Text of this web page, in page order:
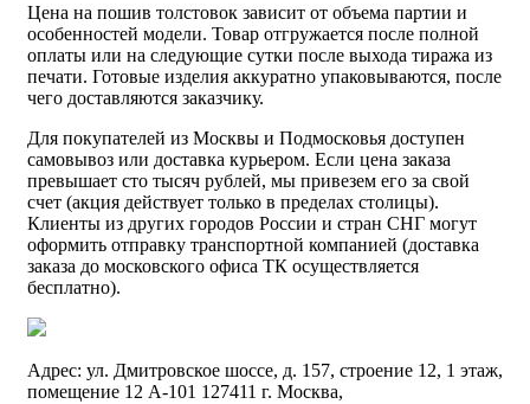
Цена на пошив толстовок зависит от объема партии и
особенностей модели. Товар отгружается после полной
оплаты или на следующие сутки после выхода тиража из
печати. Готовые изделия аккуратно упаковываются, после
чего доставляются заказчику.
Для покупателей из Москвы и Подмосковья доступен
самовывоз или доставка курьером. Если цена заказа
превышает сто тысяч рублей, мы привезем его за свой
счет (акция действует только в пределах столицы).
Клиенты из других городов России и стран СНГ могут
оформить отправку транспортной компанией (доставка
заказа до московского офиса ТК осуществляется
бесплатно).
Адрес: ул. Дмитровское шоссе, д. 157, строение 12, 1 этаж,
помещение 12 А-101 127411 г. Москва,